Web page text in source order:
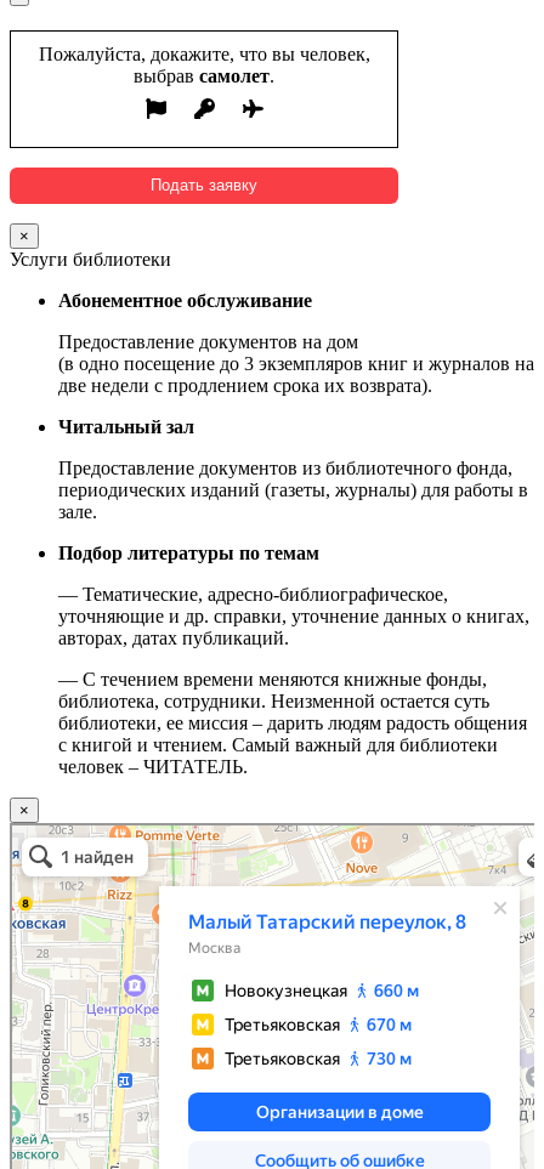
Пожалуйста, докажите, что вы человек,
выбрав самолет.
×
Услуги библиотеки
Абонементное обслуживание
Предоставление документов на дом
(в одно посещение до 3 экземпляров книг и журналов на
две недели с продлением срока их возврата).
Читальный зал
Предоставление документов из библиотечного фонда,
периодических изданий (газеты, журналы) для работы в
зале.
Подбор литературы по темам
— Тематические, адресно-библиографическое,
уточняющие и др. справки, уточнение данных о книгах,
авторах, датах публикаций.
— С течением времени меняются книжные фонды,
библиотека, сотрудники. Неизменной остается суть
библиотеки, ее миссия – дарить людям радость общения
с книгой и чтением. Самый важный для библиотеки
человек – ЧИТАТЕЛЬ.
×
Москва
Малый Татарский переулок, 8 на карте Москвы, ближайшее метро Новокузнецкая —
Яндекс.Карты